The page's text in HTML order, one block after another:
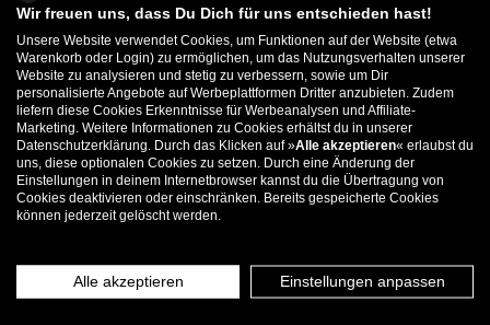
Shop-Infos
Neuigkeiten
Shop-Team
Ilya Merkushev
Johan Schneider | TITUS Düsseldorf
TITUS Hannover
Shop-Infos
Neuigkeiten
Shop-Team
Max Küssner
Nils Roth | TITUS Hannover
Neuigkeiten
Shop-Team
Wir freuen uns, dass Du Dich für uns entschieden hast!
Unsere Website verwendet Cookies, um Funktionen auf der Website (etwa
Warenkorb oder Login) zu ermöglichen, um das Nutzungsverhalten unserer
Website zu analysieren und stetig zu verbessern, sowie um Dir
personalisierte Angebote auf Werbeplattformen Dritter anzubieten. Zudem
liefern diese Cookies Erkenntnisse für Werbeanalysen und Affiliate-
Marketing. Weitere Informationen zu Cookies erhältst du in unserer
Datenschutzerklärung. Durch das Klicken auf »Alle akzeptieren« erlaubst du
uns, diese optionalen Cookies zu setzen. Durch eine Änderung der
Einstellungen in deinem Internetbrowser kannst du die Übertragung von
Cookies deaktivieren oder einschränken. Bereits gespeicherte Cookies
können jederzeit gelöscht werden.
Alle akzeptieren Einstellungen anpassen